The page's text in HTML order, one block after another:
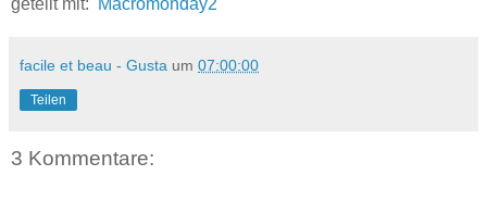
geteilt mit: Macromonday2
facile et beau - Gusta um 07:00:00
Teilen
3 Kommentare: